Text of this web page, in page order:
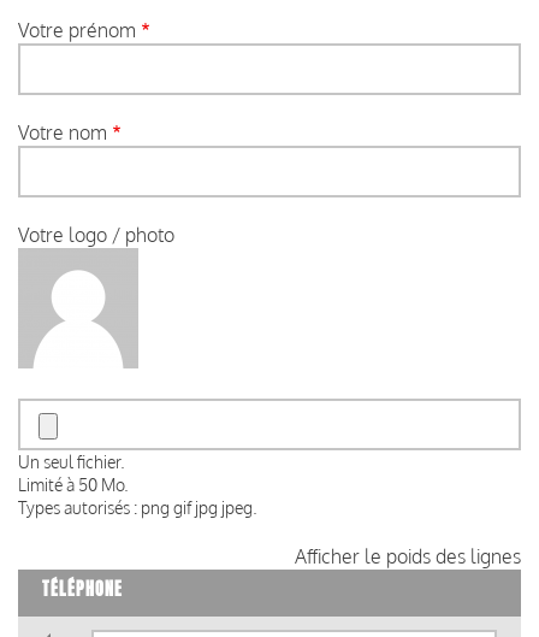
Votre prénom
Votre nom
Votre logo / photo
Un seul fichier.
Limité à 50 Mo.
Types autorisés : png gif jpg jpeg.
Afficher le poids des lignes
TÉLÉPHONE